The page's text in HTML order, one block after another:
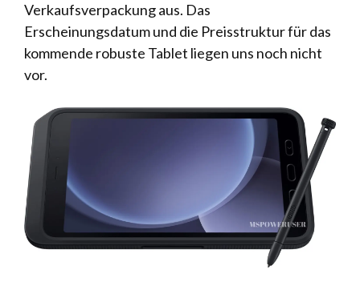
Verkaufsverpackung aus. Das
Erscheinungsdatum und die Preisstruktur für das
kommende robuste Tablet liegen uns noch nicht
vor.